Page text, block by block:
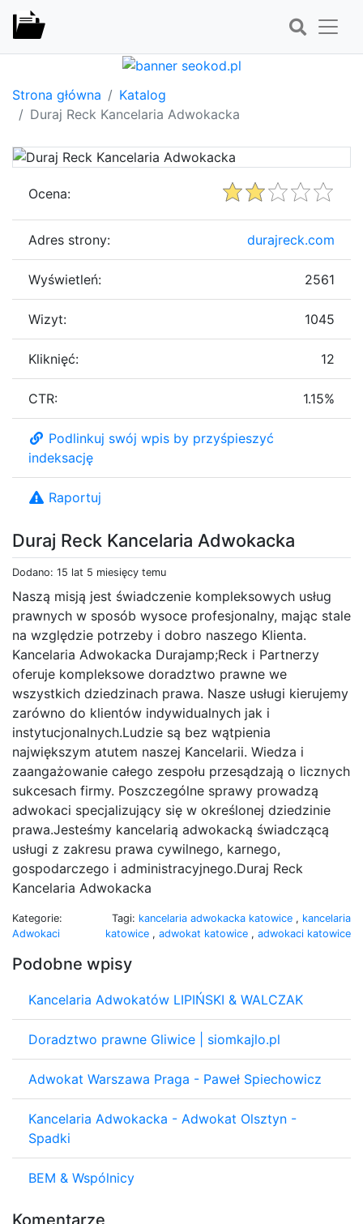
Strona główna
Katalog
Duraj Reck Kancelaria Adwokacka
Duraj Reck Kancelaria Adwokacka
Dodano: 15 lat 5 miesięcy temu
Naszą misją jest świadczenie kompleksowych usług
prawnych w sposób wysoce profesjonalny, mając stale
na względzie potrzeby i dobro naszego Klienta.
Kancelaria Adwokacka Durajamp;Reck i Partnerzy
oferuje kompleksowe doradztwo prawne we
wszystkich dziedzinach prawa. Nasze usługi kierujemy
zarówno do klientów indywidualnych jak i
instytucjonalnych.Ludzie są bez wątpienia
największym atutem naszej Kancelarii. Wiedza i
zaangażowanie całego zespołu przesądzają o licznych
sukcesach firmy. Poszczególne sprawy prowadzą
adwokaci specjalizujący się w określonej dziedzinie
prawa.Jesteśmy kancelarią adwokacką świadczącą
usługi z zakresu prawa cywilnego, karnego,
gospodarczego i administracyjnego.Duraj Reck
Kancelaria Adwokacka
Kategorie:
Adwokaci
Tagi: kancelaria adwokacka katowice , kancelaria
katowice , adwokat katowice , adwokaci katowice
Podobne wpisy
Kancelaria Adwokatów LIPIŃSKI & WALCZAK
Doradztwo prawne Gliwice | siomkajlo.pl
Adwokat Warszawa Praga - Paweł Spiechowicz
Kancelaria Adwokacka - Adwokat Olsztyn -
Spadki
BEM & Wspólnicy
Komentarze
Ocena:
Adres strony: durajreck.com
Wyświetleń: 2561
Wizyt: 1045
Kliknięć: 12
CTR: 1.15%
Podlinkuj swój wpis by przyśpieszyć
indeksację
Raportuj